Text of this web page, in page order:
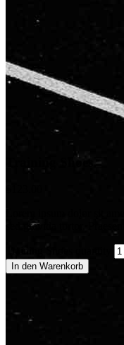
Training Shoes
sed gravida tortor.
In den Warenkorb